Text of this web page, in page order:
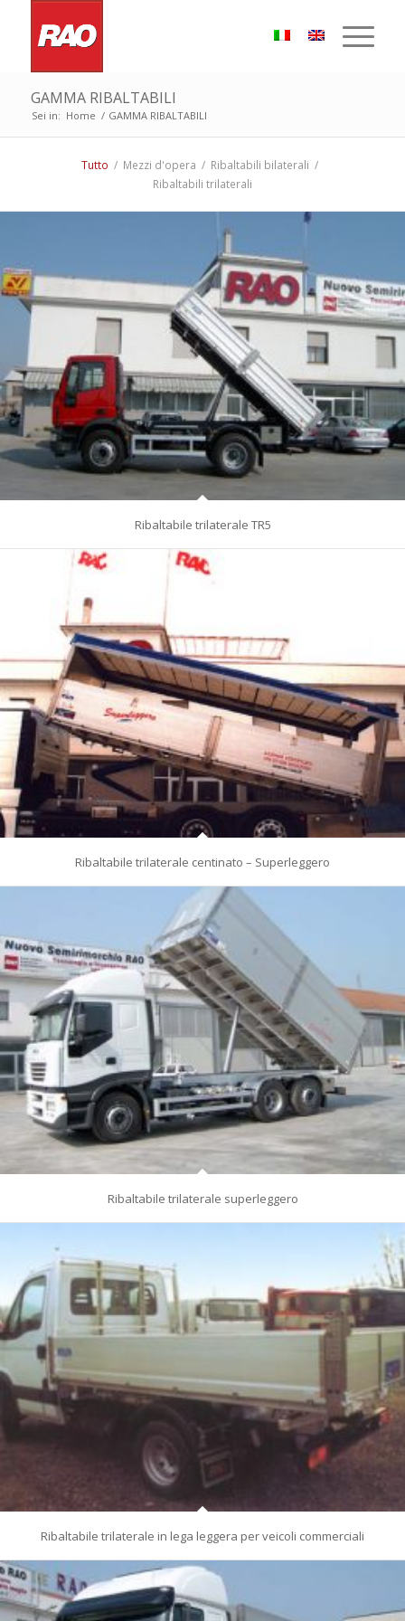
GAMMA RIBALTABILI
Sei in: Home / GAMMA RIBALTABILI
Tutto / Mezzi d'opera / Ribaltabili bilaterali /
Ribaltabili trilaterali
Ribaltabile trilaterale TR5
Ribaltabile trilaterale centinato – Superleggero
Ribaltabile trilaterale superleggero
Ribaltabile trilaterale in lega leggera per veicoli commerciali